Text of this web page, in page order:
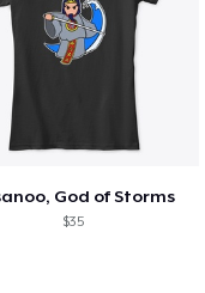
God of Storms
$35